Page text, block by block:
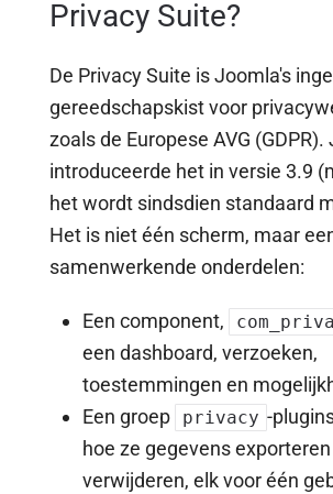
Privacy Suite?
De Privacy Suite is Joomla's
gereedschapskist voor
zoals de Europese AVG (GDPR).
introduceerde het in versie 3.9
het wordt sindsdien standaard
Het is niet één scherm, maar
samenwerkende onderdelen:
Een component,
een dashboard, verzoeken,
toestemmingen en
Een groep
privacy -
hoe ze gegevens
verwijderen, elk voor één